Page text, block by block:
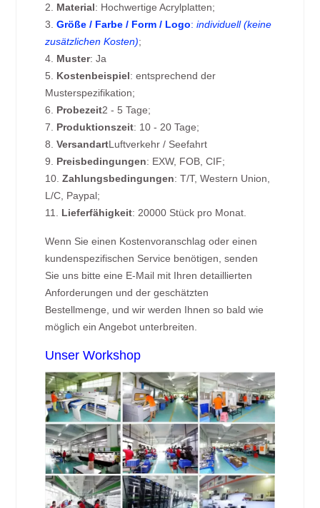
2. Material: Hochwertige Acrylplatten;
3.Größe / Farbe / Form / Logo:individuell (keine
zusätzlichen Kosten);
4. Muster: Ja
5. Kostenbeispiel: entsprechend der
Musterspezifikation;
6. Probezeit2 - 5 Tage;
7. Produktionszeit: 10 - 20 Tage;
8.VersandartLuftverkehr / Seefahrt
9. Preisbedingungen: EXW, FOB, CIF;
10.Zahlungsbedingungen: T/T, Western Union,
L/C, Paypal;
11. Lieferfähigkeit: 20000 Stück pro Monat.
Wenn Sie einen Kostenvoranschlag oder einen
kundenspezifischen Service benötigen, senden
Sie uns bitte eine E-Mail mit Ihren detaillierten
Anforderungen und der geschätzten
Bestellmenge, und wir werden Ihnen so bald wie
möglich ein Angebot unterbreiten.
Unser Workshop